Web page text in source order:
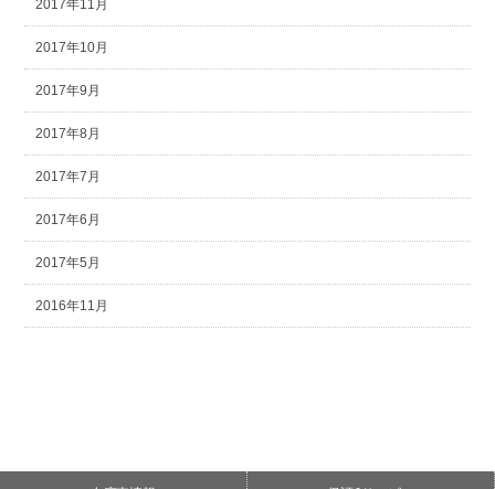
2017年11月
2017年10月
2017年9月
2017年8月
2017年7月
2017年6月
2017年5月
2016年11月